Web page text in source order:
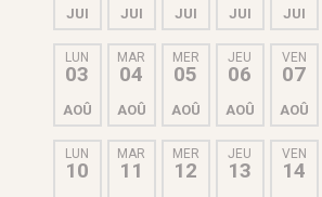
JUI JUI JUI JUI JUI
LUN
03
AOÛ
MAR
04
AOÛ
MER
05
AOÛ
JEU
06
AOÛ
VEN
07
AOÛ
LUN
10
MAR
11
MER
12
JEU
13
VEN
14